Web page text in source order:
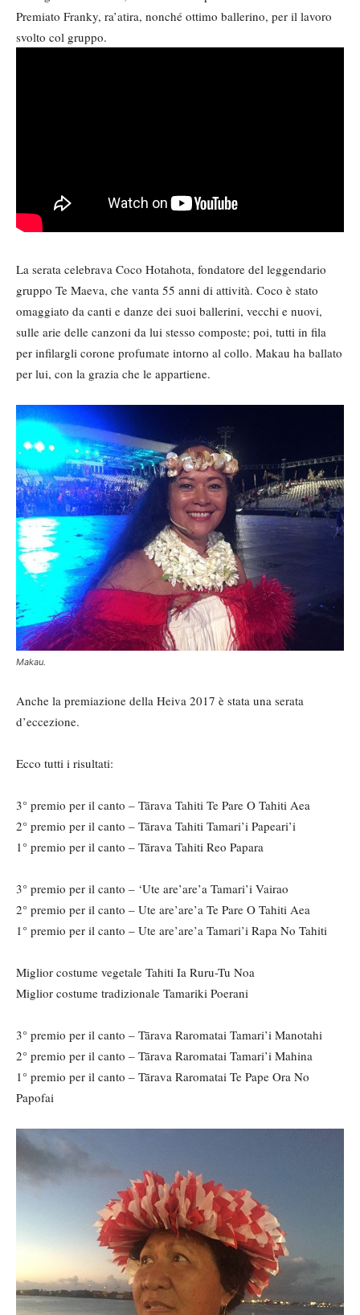
Premiato Franky, ra’atira, nonché ottimo ballerino, per il lavoro
svolto col gruppo.
La serata celebrava Coco Hotahota, fondatore del leggendario
gruppo Te Maeva, che vanta 55 anni di attività. Coco è stato
omaggiato da canti e danze dei suoi ballerini, vecchi e nuovi,
sulle arie delle canzoni da lui stesso composte; poi, tutti in fila
per infilargli corone profumate intorno al collo. Makau ha ballato
per lui, con la grazia che le appartiene.
Makau.
Anche la premiazione della Heiva 2017 è stata una serata
d’eccezione.
Ecco tutti i risultati:
3° premio per il canto – Tārava Tahiti Te Pare O Tahiti Aea
2° premio per il canto – Tārava Tahiti Tamari’i Papeari’i
1° premio per il canto – Tārava Tahiti Reo Papara
3° premio per il canto – ‘Ute are’are’a Tamari’i Vairao
2° premio per il canto – Ute are’are’a Te Pare O Tahiti Aea
1° premio per il canto – Ute are’are’a Tamari’i Rapa No Tahiti
Miglior costume vegetale Tahiti Ia Ruru-Tu Noa
Miglior costume tradizionale Tamariki Poerani
3° premio per il canto – Tārava Raromatai Tamari’i Manotahi
2° premio per il canto – Tārava Raromatai Tamari’i Mahina
1° premio per il canto – Tārava Raromatai Te Pape Ora No
Papofai